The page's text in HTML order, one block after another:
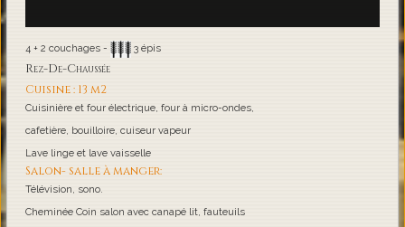
4 + 2 couchages - 3 épis
Rez-De-Chaussée
Cuisine : 13 m2
Cuisinière et four électrique, four à micro-ondes,
cafetière, bouilloire, cuiseur vapeur
Lave linge et lave vaisselle
Salon- salle à manger:
Télévision, sono.
Cheminée Coin salon avec canapé lit, fauteuils